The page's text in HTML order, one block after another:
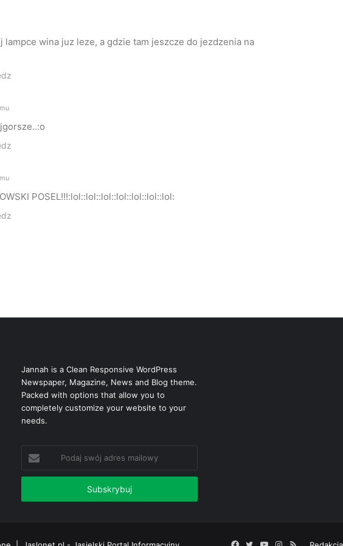
lampce wina juz leze, a gdzie tam jeszcze do jezdzenia na
POSEL!!!:lol::lol::lol::lol::lol::lol::lol:
Jannah is a Clean Responsive WordPress
Newspaper, Magazine, News and Blog theme.
Packed with options that allow you to
completely customize your website to your
needs.
Podaj
swój
adres